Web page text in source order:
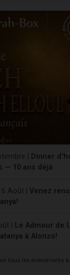
|
Dinner
— 10 ans déjà
Août | Venez
|
Le Admour de
à Alonzo!
tous les événements à